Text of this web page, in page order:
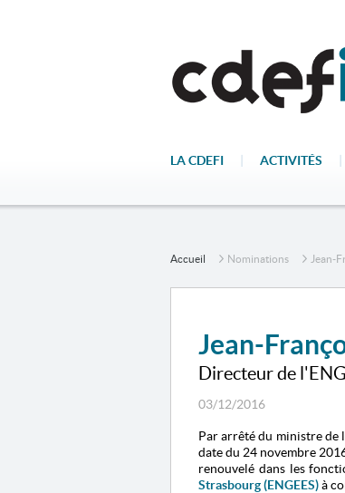
LA CDEFI ACTIVITÉS
Accueil Nominations Jean-
Jean-
Directeur de
03/12/2016
Par arrêté du ministre de
date du 24 novembre
renouvelé dans les
Strasbourg (ENGEES)à